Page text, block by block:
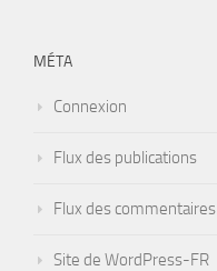
MÉTA
Connexion
Flux des publications
Flux des commentaires
Site de WordPress-FR